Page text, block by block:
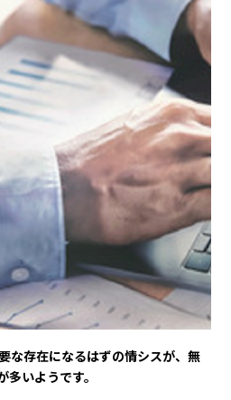
な存在になるはずの情シスが、無
いようです。